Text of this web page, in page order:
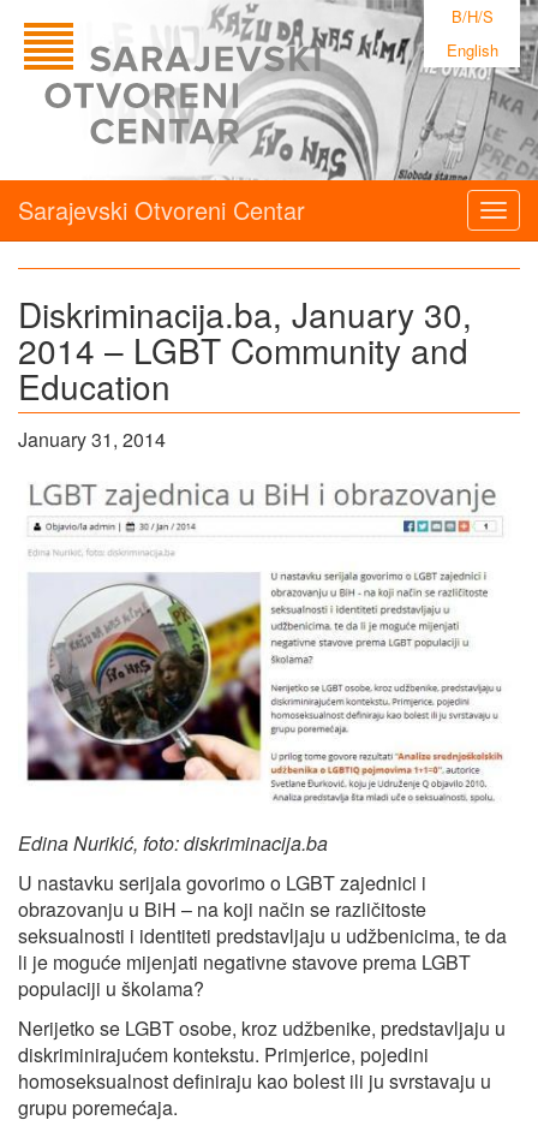
B/H/S
English
Sarajevski Otvoreni Centar
Diskriminacija.ba, January 30,
2014 – LGBT Community and
Education
January 31, 2014
Edina Nurikić, foto: diskriminacija.ba
U nastavku serijala govorimo o LGBT zajednici i
obrazovanju u BiH – na koji način se različitoste
seksualnosti i identiteti predstavljaju u udžbenicima, te da
li je moguće mijenjati negativne stavove prema LGBT
populaciji u školama?
Nerijetko se LGBT osobe, kroz udžbenike, predstavljaju u
diskriminirajućem kontekstu. Primjerice, pojedini
homoseksualnost definiraju kao bolest ili ju svrstavaju u
grupu poremećaja.